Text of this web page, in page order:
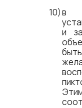
в
и